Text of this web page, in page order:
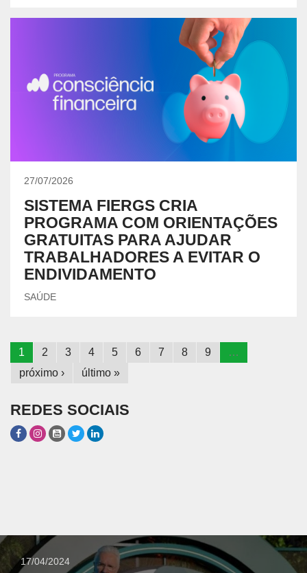
27/07/2026
SISTEMA FIERGS CRIA
PROGRAMA COM ORIENTAÇÕES
GRATUITAS PARA AJUDAR
TRABALHADORES A EVITAR O
ENDIVIDAMENTO
SAÚDE
1 2 3 4 5 6 7 8 9
…
próximo ›
último »
REDES SOCIAIS
17/04/2024